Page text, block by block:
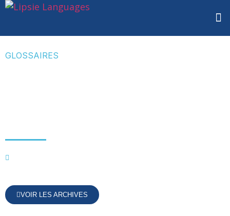
GLOSSAIRES
VOIR LES ARCHIVES